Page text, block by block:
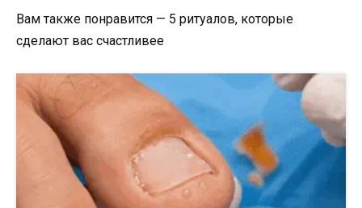
Вам также понравится — 5 ритуалов, которые
сделают вас счастливее